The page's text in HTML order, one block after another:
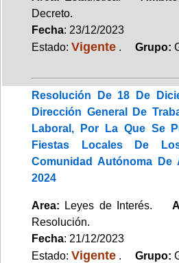
Decreto.
Fecha: 23/12/2023
Estado: Vigente . Grupo:
Resolución De 18 De
Dirección General De
Laboral, Por La Que Se
Fiestas Locales De
Comunidad Autónoma
2024
Area: Leyes de Interés.
Resolución.
Fecha: 21/12/2023
Estado: Vigente . Grupo: